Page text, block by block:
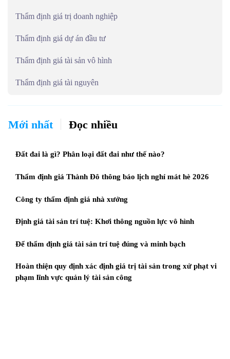
Thẩm định giá trị doanh nghiệp
Thẩm định giá dự án đầu tư
Thẩm định giá tài sản vô hình
Thẩm định giá tài nguyên
Mới nhất Đọc nhiều
Đất đai là gì? Phân loại đất đai như thế nào?
Thẩm định giá Thành Đô thông báo lịch nghỉ mát hè 2026
Công ty thẩm định giá nhà xưởng
Định giá tài sản trí tuệ: Khơi thông nguồn lực vô hình
Để thẩm định giá tài sản trí tuệ đúng và minh bạch
Hoàn thiện quy định xác định giá trị tài sản trong xử phạt vi
phạm lĩnh vực quản lý tài sản công